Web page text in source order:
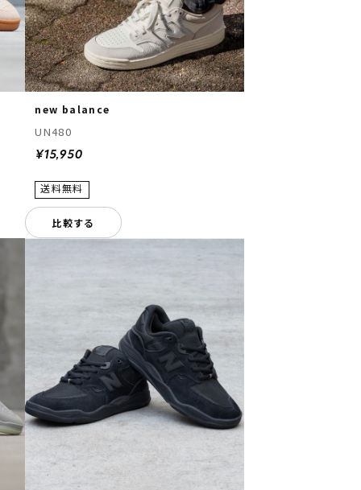
new balance
UN480
¥15,950
比較する